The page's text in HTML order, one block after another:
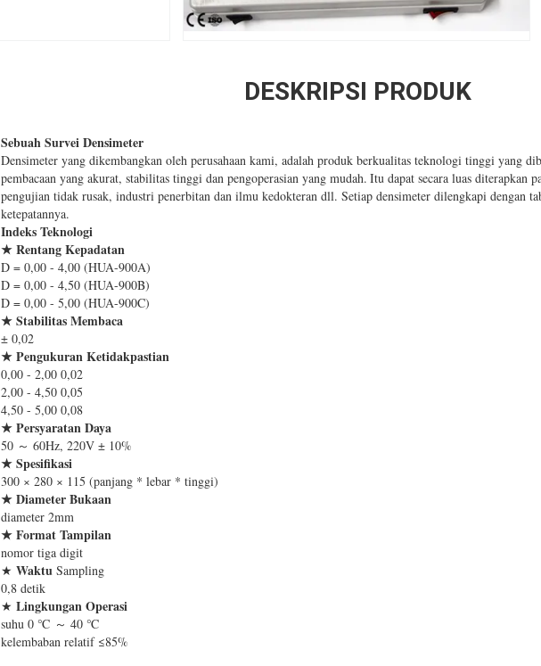
DESKRIPSI PRODUK
Sebuah Survei Densimeter
Densimeter yang dikembangkan oleh perusahaan kami, adalah produk berkualitas teknologi tinggi yang
pembacaan yang akurat, stabilitas tinggi dan pengoperasian yang mudah. Itu dapat secara luas diterapkan
pengujian tidak rusak, industri penerbitan dan ilmu kedokteran dll. Setiap densimeter dilengkapi dengan
ketepatannya.
Indeks Teknologi
★Rentang Kepadatan
D = 0,00 - 4,00 (HUA-900A)
D = 0,00 - 4,50 (HUA-900B)
D = 0,00 - 5,00 (HUA-900C)
★Stabilitas Membaca
± 0,02
★Pengukuran Ketidakpastian
0,00 - 2,00 0,02
2,00 - 4,50 0,05
4,50 - 5,00 0,08
★Persyaratan Daya
50 ～ 60Hz, 220V ± 10%
★Spesifikasi
300 × 280 × 115 (panjang * lebar * tinggi)
★Diameter Bukaan
diameter 2mm
★Format Tampilan
nomor tiga digit
★ Waktu Sampling
0,8 detik
★ Lingkungan Operasi
suhu 0 ℃ ～ 40 ℃
kelembaban relatif ≤85%